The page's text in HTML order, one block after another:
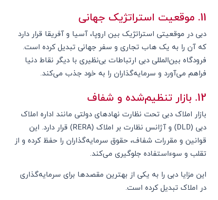
11. موقعیت استراتژیک جهانی
دبی در موقعیتی استراتژیک بین اروپا، آسیا و آفریقا قرار دارد
که آن را به یک هاب تجاری و سفر جهانی تبدیل کرده است.
فرودگاه بین‌المللی دبی ارتباطات بی‌نظیری با دیگر نقاط دنیا
فراهم می‌آورد و سرمایه‌گذاران را به خود جذب می‌کند.
12. بازار تنظیم‌شده و شفاف
بازار املاک دبی تحت نظارت نهادهای دولتی مانند اداره املاک
دبی (DLD) و آژانس نظارت بر املاک (RERA) قرار دارد. این
قوانین و مقررات شفاف، حقوق سرمایه‌گذاران را حفظ کرده و از
تقلب و سوءاستفاده جلوگیری می‌کند.
این مزایا دبی را به یکی از بهترین مقصدها برای سرمایه‌گذاری
در املاک تبدیل کرده است.